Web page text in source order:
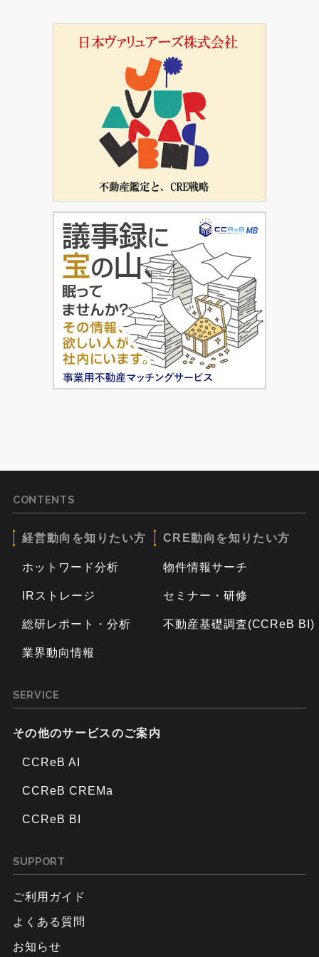
CONTENTS
経営動向を知りたい方
ホットワード分析
IRストレージ
総研レポート・分析
業界動向情報
CRE動向を知りたい方
物件情報サーチ
セミナー・研修
不動産基礎調査(CCReB BI)
SERVICE
その他のサービスのご案内
CCReB AI
CCReB CREMa
CCReB BI
SUPPORT
ご利用ガイド
よくある質問
お知らせ